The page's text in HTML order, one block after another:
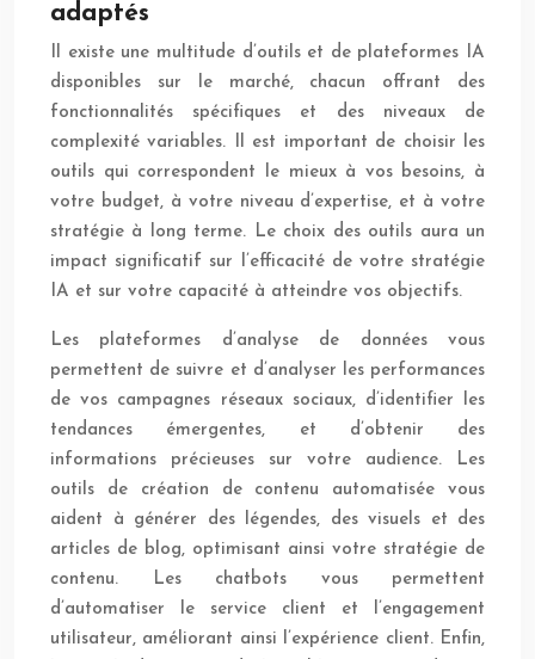
adaptés
Il existe une multitude d’outils et de plateformes IA
disponibles sur le marché, chacun offrant des
fonctionnalités spécifiques et des niveaux de
complexité variables. Il est important de choisir les
outils qui correspondent le mieux à vos besoins, à
votre budget, à votre niveau d’expertise, et à votre
stratégie à long terme. Le choix des outils aura un
impact significatif sur l’efficacité de votre stratégie
IA et sur votre capacité à atteindre vos objectifs.
Les plateformes d’analyse de données vous
permettent de suivre et d’analyser les performances
de vos campagnes réseaux sociaux, d’identifier les
tendances émergentes, et d’obtenir des
informations précieuses sur votre audience. Les
outils de création de contenu automatisée vous
aident à générer des légendes, des visuels et des
articles de blog, optimisant ainsi votre stratégie de
contenu. Les chatbots vous permettent
d’automatiser le service client et l’engagement
utilisateur, améliorant ainsi l’expérience client. Enfin,